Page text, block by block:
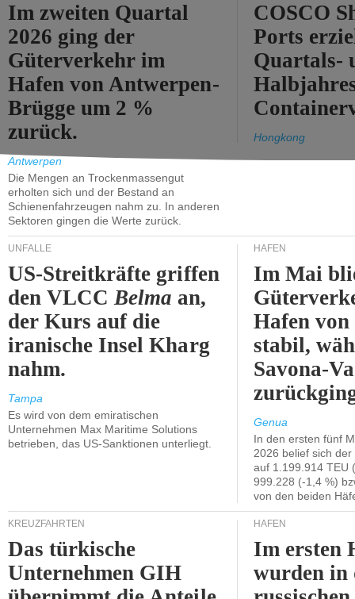
Im zweiten Quartal
2026 ging der
Güterverkehr im
Hafen von Antwerpen-
Brügge um 2 %
zurück.
Antwerpen
Die Mengen an Trockenmassengut
erholten sich und der Bestand an
Schienenfahrzeugen nahm zu. In anderen
Sektoren gingen die Werte zurück.
COSCO
Ports
Quartals-
Hongkong
UNFÄLLE
US-Streitkräfte griffen
den VLCCBelma an,
der Kurs auf die
iranische Insel Kharg
nahm.
Tampa
Es wird von dem emiratischen
Unternehmen Max Maritime Solutions
betrieben, das US-Sanktionen unterliegt.
HÄFEN
Im Mai
Hafen von
stabil,
Savona-
Genua
In den ersten fünf
2026 belief sich
auf 1.199.914 TEU
999.228 (-1,4 %)
von den beiden
KREUZFAHRTEN
Das türkische
Unternehmen GIH
HÄFEN
Im ersten
wurden in